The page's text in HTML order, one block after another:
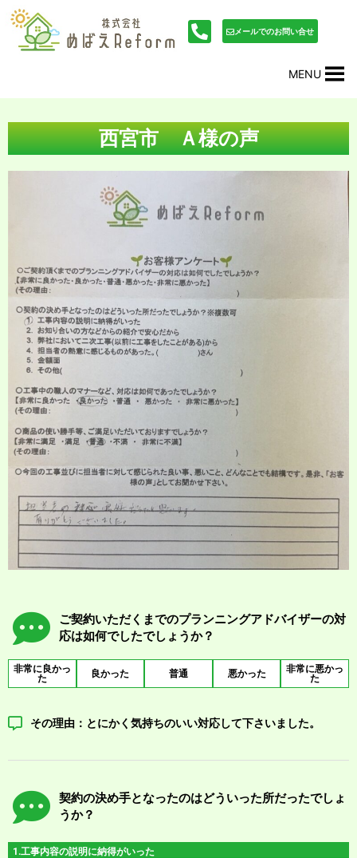
メールでのお問い合せ
MENU
西宮市 Ａ様の声
ご契約いただくまでのプランニングアドバイザーの対
応は如何でしたでしょうか？
非常に良かっ
た
良かった 普通 悪かった
非常に悪かっ
た
その理由：とにかく気持ちのいい対応して下さいました。
契約の決め手となったのはどういった所だったでしょ
うか？
1.工事内容の説明に納得がいった
ョ
ン